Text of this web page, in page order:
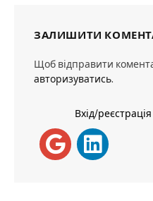
ЗАЛИШИТИ
Щоб відправити
авторизуватись.
Вхід/